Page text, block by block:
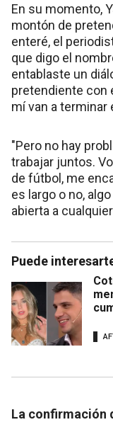
En su momento,
montón de
enteré, el
que digo el
entablaste un
pretendiente con
mí van a terminar
"Pero no hay
trabajar juntos.
de fútbol, me
es largo o no,
abierta a
Puede
La confirmación